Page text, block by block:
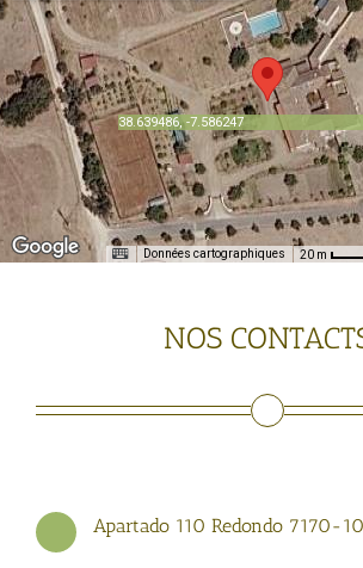
38.639486, -7.586247
Données cartographiques 20 m
NOS
Apartado 110 Redondo 7170-